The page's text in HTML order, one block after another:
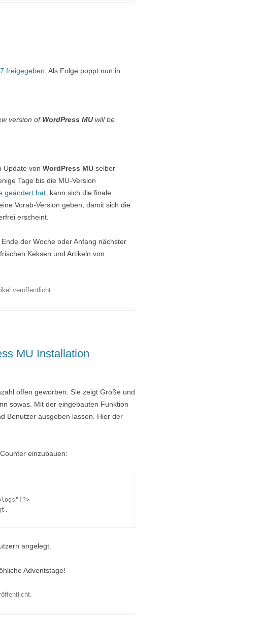
freigegeben . Als Folge poppt nun in
version of WordPress MUwill be
Update von WordPress MU selber
Tage bis die MU-Version
geändert hat , kann sich die finale
Vorab-Version geben, damit sich die
erscheint.
Ende der Woche oder Anfang nächster
Keksen und Artikeln von
veröffentlicht.
MU Installation
offen geworben. Sie zeigt Größe und
sowas. Mit der eingebauten Funktion
Benutzer ausgeben lassen. Hier der
einzubauen:
?>
angelegt.
Adventstage!